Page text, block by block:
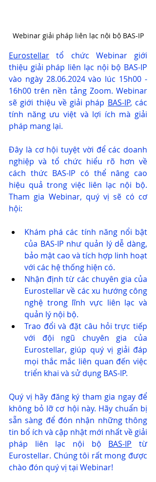
Webinar giải pháp liên lạc nội bộ BAS-IP
Eurostellar tổ chức Webinar giới
thiệu giải pháp liên lạc nội bộ BAS-IP
vào ngày 28.06.2024 vào lúc 15h00 -
16h00 trên nền tảng Zoom. Webinar
sẽ giới thiệu về giải pháp BAS-IP, các
tính năng ưu việt và lợi ích mà giải
pháp mang lại.
Đây là cơ hội tuyệt vời để các doanh
nghiệp và tổ chức hiểu rõ hơn về
cách thức BAS-IP có thể nâng cao
hiệu quả trong việc liên lạc nội bộ.
Tham gia Webinar, quý vị sẽ có cơ
hội:
Khám phá các tính năng nổi bật
của BAS-IP như quản lý dễ dàng,
bảo mật cao và tích hợp linh hoạt
với các hệ thống hiện có.
Nhận định từ các chuyên gia của
Eurostellar về các xu hướng công
nghệ trong lĩnh vực liên lạc và
quản lý nội bộ.
Trao đổi và đặt câu hỏi trực tiếp
với đội ngũ chuyên gia của
Eurostellar, giúp quý vị giải đáp
mọi thắc mắc liên quan đến việc
triển khai và sử dụng BAS-IP.
Quý vị hãy đăng ký tham gia ngay để
không bỏ lỡ cơ hội này. Hãy chuẩn bị
sẵn sàng để đón nhận những thông
tin bổ ích và cập nhật mới nhất về giải
pháp liên lạc nội bộ BAS-IP từ
Eurostellar. Chúng tôi rất mong được
chào đón quý vị tại Webinar!